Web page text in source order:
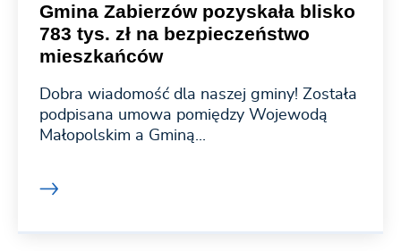
Gmina Zabierzów pozyskała blisko
783 tys. zł na bezpieczeństwo
mieszkańców
Dobra wiadomość dla naszej gminy! Została
podpisana umowa pomiędzy Wojewodą
Małopolskim a Gminą...